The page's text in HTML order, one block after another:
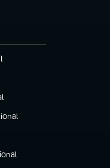
aba)
aba)
aba)